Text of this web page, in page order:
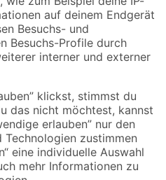
Versandarten